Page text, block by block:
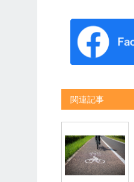
関連記事